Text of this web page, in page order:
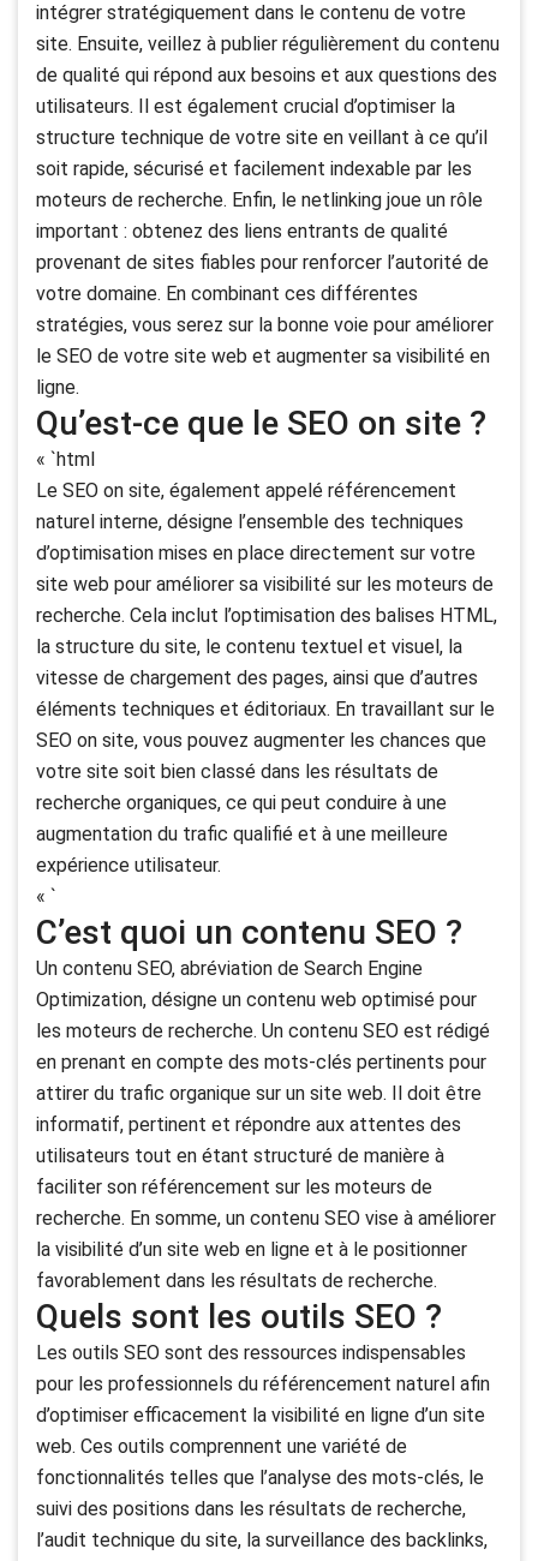
intégrer stratégiquement dans le contenu de votre
site. Ensuite, veillez à publier régulièrement du contenu
de qualité qui répond aux besoins et aux questions des
utilisateurs. Il est également crucial d’optimiser la
structure technique de votre site en veillant à ce qu’il
soit rapide, sécurisé et facilement indexable par les
moteurs de recherche. Enfin, le netlinking joue un rôle
important : obtenez des liens entrants de qualité
provenant de sites fiables pour renforcer l’autorité de
votre domaine. En combinant ces différentes
stratégies, vous serez sur la bonne voie pour améliorer
le SEO de votre site web et augmenter sa visibilité en
ligne.
Qu’est-ce que le SEO on site ?
« `html
Le SEO on site, également appelé référencement
naturel interne, désigne l’ensemble des techniques
d’optimisation mises en place directement sur votre
site web pour améliorer sa visibilité sur les moteurs de
recherche. Cela inclut l’optimisation des balises HTML,
la structure du site, le contenu textuel et visuel, la
vitesse de chargement des pages, ainsi que d’autres
éléments techniques et éditoriaux. En travaillant sur le
SEO on site, vous pouvez augmenter les chances que
votre site soit bien classé dans les résultats de
recherche organiques, ce qui peut conduire à une
augmentation du trafic qualifié et à une meilleure
expérience utilisateur.
« `
C’est quoi un contenu SEO ?
Un contenu SEO, abréviation de Search Engine
Optimization, désigne un contenu web optimisé pour
les moteurs de recherche. Un contenu SEO est rédigé
en prenant en compte des mots-clés pertinents pour
attirer du trafic organique sur un site web. Il doit être
informatif, pertinent et répondre aux attentes des
utilisateurs tout en étant structuré de manière à
faciliter son référencement sur les moteurs de
recherche. En somme, un contenu SEO vise à améliorer
la visibilité d’un site web en ligne et à le positionner
favorablement dans les résultats de recherche.
Quels sont les outils SEO ?
Les outils SEO sont des ressources indispensables
pour les professionnels du référencement naturel afin
d’optimiser efficacement la visibilité en ligne d’un site
web. Ces outils comprennent une variété de
fonctionnalités telles que l’analyse des mots-clés, le
suivi des positions dans les résultats de recherche,
l’audit technique du site, la surveillance des backlinks,